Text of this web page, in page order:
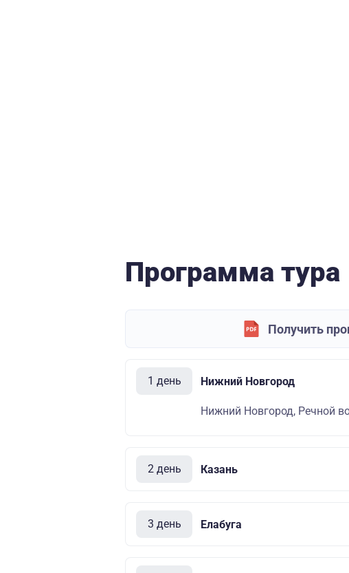
Программа тура
Получить
1 день Нижний Новгород
Нижний Новгород, Речной
2 день Казань
3 день Елабуга